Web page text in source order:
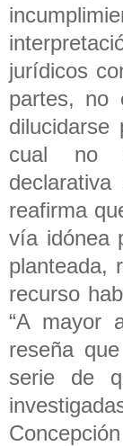
jurídicos
partes, no
cual no
reafirma
vía idónea
planteada,
recurso
“A mayor
reseña
serie de